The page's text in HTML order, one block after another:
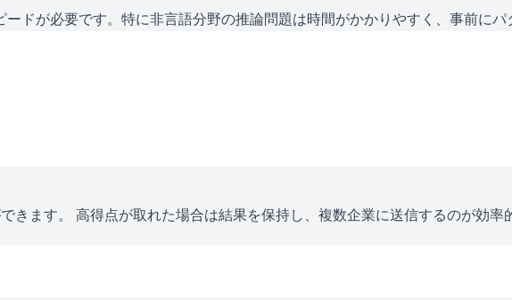
ドが必要です。特に非言語分野の推論問題は時間がかかりやすく、事前にパ
ます。 高得点が取れた場合は結果を保持し、複数企業に送信するのが効率